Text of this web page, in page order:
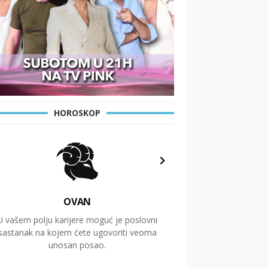
HOROSKOP
OVAN
vašem polju karijere moguć je poslovni
na kojem ćete ugovoriti veoma
unosan posao.